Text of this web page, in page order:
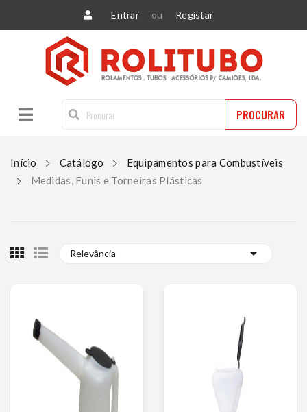
Entrar ou Registar
PROCURAR
Início Catálogo
Equipamentos para Combustíveis
Medidas, Funis e Torneiras Plásticas
Relevância 